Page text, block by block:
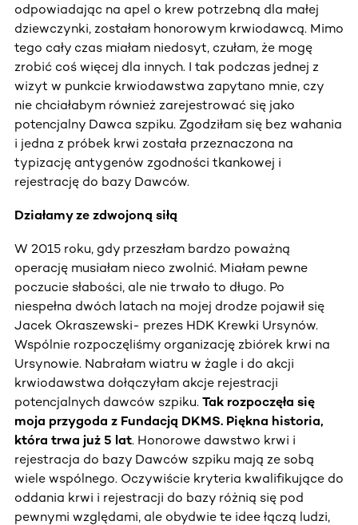
odpowiadając na apel o krew potrzebną dla małej
dziewczynki, zostałam honorowym krwiodawcą. Mimo
tego cały czas miałam niedosyt, czułam, że mogę
zrobić coś więcej dla innych. I tak podczas jednej z
wizyt w punkcie krwiodawstwa zapytano mnie, czy
nie chciałabym również zarejestrować się jako
potencjalny Dawca szpiku. Zgodziłam się bez wahania
i jedna z próbek krwi została przeznaczona na
typizację antygenów zgodności tkankowej i
rejestrację do bazy Dawców.
Działamy ze zdwojoną siłą
W 2015 roku, gdy przeszłam bardzo poważną
operację musiałam nieco zwolnić. Miałam pewne
poczucie słabości, ale nie trwało to długo. Po
niespełna dwóch latach na mojej drodze pojawił się
Jacek Okraszewski- prezes HDK Krewki Ursynów.
Wspólnie rozpoczęliśmy organizację zbiórek krwi na
Ursynowie. Nabrałam wiatru w żagle i do akcji
krwiodawstwa dołączyłam akcje rejestracji
potencjalnych dawców szpiku. Tak rozpoczęła się
moja przygoda z Fundacją DKMS. Piękna historia,
która trwa już 5 lat. Honorowe dawstwo krwi i
rejestracja do bazy Dawców szpiku mają ze sobą
wiele wspólnego. Oczywiście kryteria kwalifikujące do
oddania krwi i rejestracji do bazy różnią się pod
pewnymi względami, ale obydwie te idee łączą ludzi,